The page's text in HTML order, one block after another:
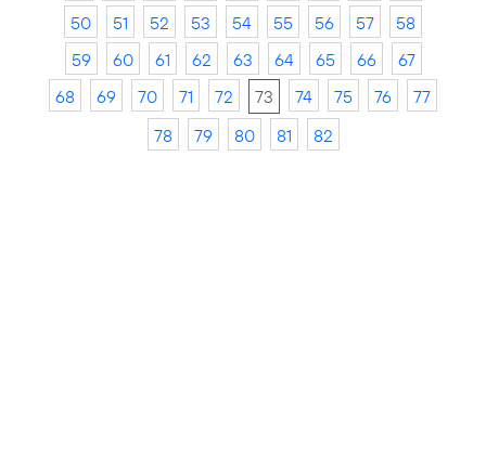
50
51 52 53 54 55 56 57
58
59
60 61 62 63 64 65 66
67
68
69 70 71 72 73 74 75 76
77
78
79 80 81 82